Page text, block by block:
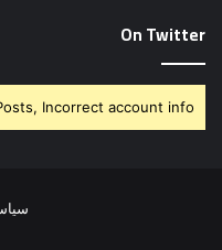
On Twitter
Incorrect account info.